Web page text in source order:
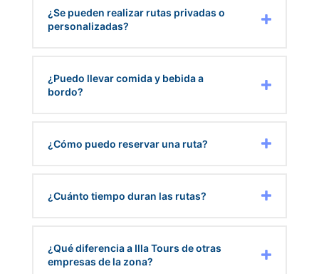
¿Se pueden realizar rutas privadas o
personalizadas?
¿Puedo llevar comida y bebida a
bordo?
¿Cómo puedo reservar una ruta?
¿Cuánto tiempo duran las rutas?
¿Qué diferencia a Illa Tours de otras
empresas de la zona?